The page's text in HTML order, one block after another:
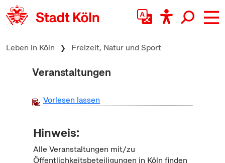
zum Inhalt springen
Leben in Köln Freizeit, Natur und Sport
Veranstaltungen
Vorlesen lassen
Hinweis:
Alle Veranstaltungen mit/zu
Öffentlichkeitsbeteiligungen in Köln finden